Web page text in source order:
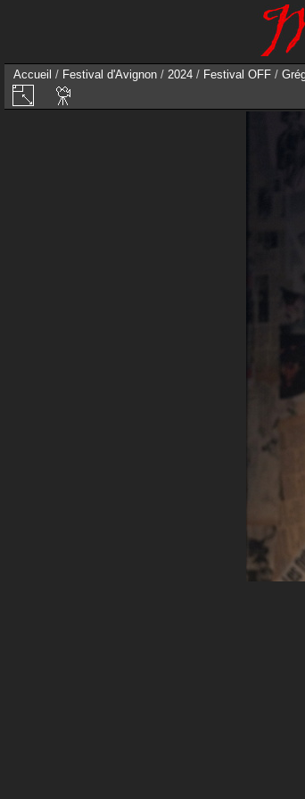
Accueil / Festival d'Avignon / 2024 / Festival OFF /